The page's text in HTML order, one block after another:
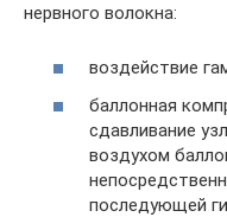
нервного волокна:
воздействие
баллонная
сдавливание
воздухом
последующей